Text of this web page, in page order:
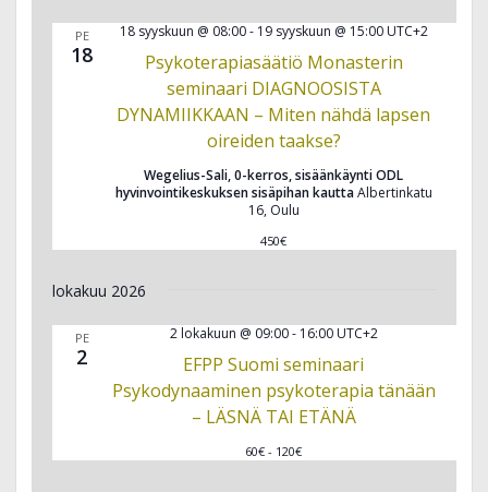
ä
k
y
m
t
n
v
o
i
n
g
i
PE
18
Psykoterapiasäätiö Monasterin
seminaari DIAGNOOSISTA
DYNAMIIKKAAN – Miten nähdä lapsen
oireiden taakse?
18 syyskuun @ 08:00- 19 syyskuun @ 15:00 UTC+2
Wegelius-Sali, 0-kerros, sisäänkäynti ODL
hyvinvointikeskuksen sisäpihan kauttaAlbertinkatu
16, Oulu
450€
lokakuu 2026
PE
2
EFPP Suomi seminaari
Psykodynaaminen psykoterapia tänään
– LÄSNÄ TAI ETÄNÄ
2 lokakuun @ 09:00- 16:00 UTC+2
60€ - 120€